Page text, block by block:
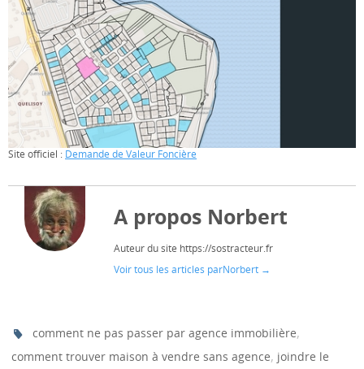
Site officiel : Demande de Valeur Foncière
A propos Norbert
Auteur du site https://sostracteur.fr
Voir tous les articles parNorbert →
comment ne pas passer par agence immobilière,
comment trouver maison à vendre sans agence, joindre le